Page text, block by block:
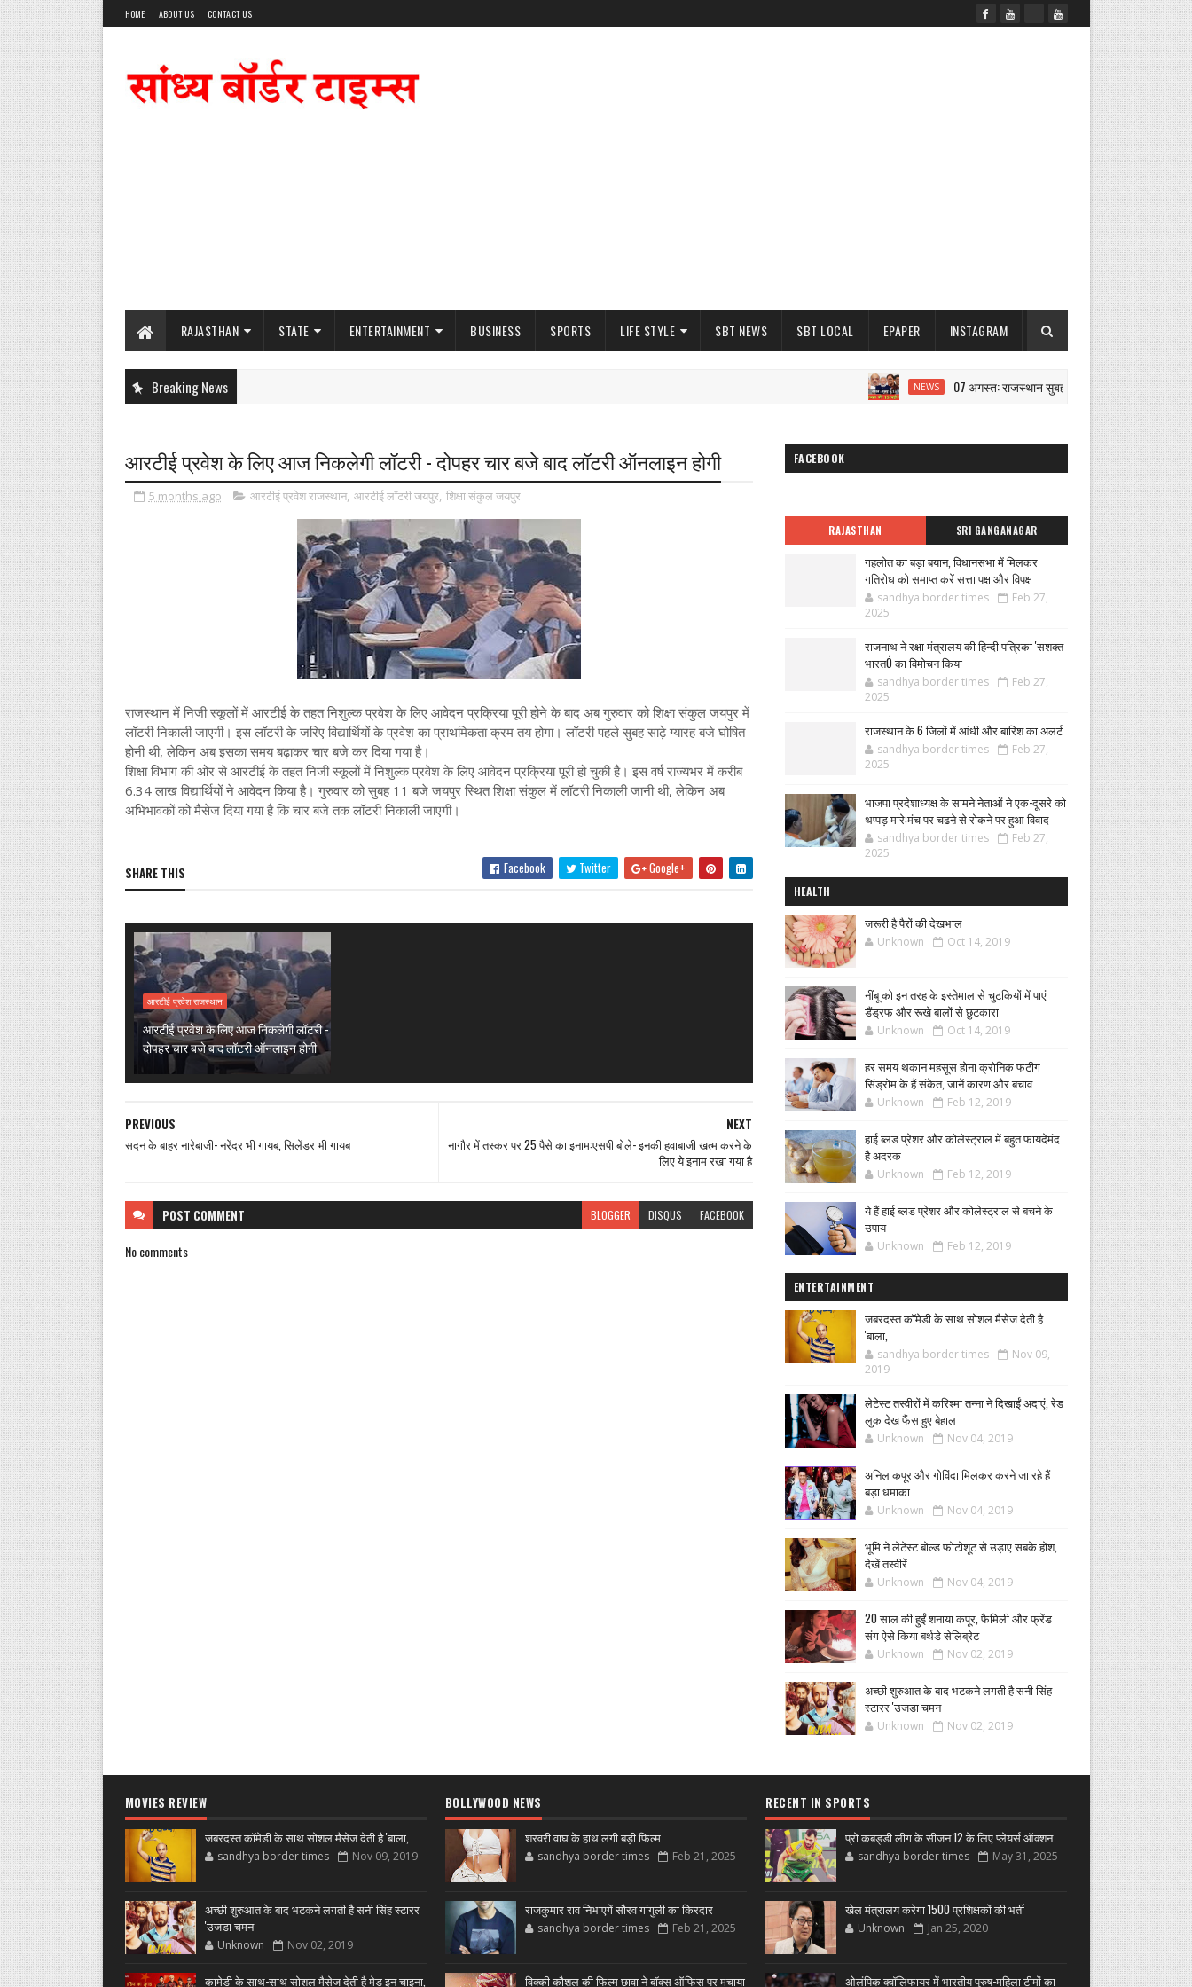
HOME ABOUT US CONTACT US
RAJASTHAN STATE ENTERTAINMENT BUSINESS SPORTS LIFE STYLE SBT NEWS SBT LOCAL EPAPER INSTAGRAM
Breaking News NEWS 07 अगस्त: राजस्थान सुबह 6.15 बजे की 15 बड़ी खबरें | SBT
आरटीई प्रवेश के लिए आज निकलेगी लॉटरी - दोपहर चार बजे बाद लॉटरी ऑनलाइन होगी
5 months ago आरटीई प्रवेश राजस्थान, आरटीई लॉटरी जयपुर, शिक्षा संकुल जयपुर
राजस्थान में निजी स्कूलों में आरटीई के तहत निशुल्क प्रवेश के लिए आवेदन प्रक्रिया पूरी होने के बाद अब गुरुवार को शिक्षा संकुल जयपुर में
लॉटरी निकाली जाएगी। इस लॉटरी के जरिए विद्यार्थियों के प्रवेश का प्राथमिकता क्रम तय होगा। लॉटरी पहले सुबह साढ़े ग्यारह बजे घोषित
होनी थी, लेकिन अब इसका समय बढ़ाकर चार बजे कर दिया गया है।
शिक्षा विभाग की ओर से आरटीई के तहत निजी स्कूलों में निशुल्क प्रवेश के लिए आवेदन प्रक्रिया पूरी हो चुकी है। इस वर्ष राज्यभर में करीब
6.34 लाख विद्यार्थियों ने आवेदन किया है। गुरुवार को सुबह 11 बजे जयपुर स्थित शिक्षा संकुल में लॉटरी निकाली जानी थी, लेकिन अब
अभिभावकों को मैसेज दिया गया है कि चार बजे तक लॉटरी निकाली जाएगी।
SHARE THIS Facebook Twitter Google+
आरटीई प्रवेश राजस्थान
आरटीई प्रवेश के लिए आज निकलेगी लॉटरी -
दोपहर चार बजे बाद लॉटरी ऑनलाइन होगी
NEXT
नागौर में तस्कर पर 25 पैसे का इनाम:एसपी बोले- इनकी हवाबाजी खत्म करने के
लिए ये इनाम रखा गया है
PREVIOUS
सदन के बाहर नारेबाजी- नरेंदर भी गायब, सिलेंडर भी गायब
POST COMMENT BLOGGER DISQUS FACEBOOK
No comments
FACEBOOK
RAJASTHAN SRI GANGANAGAR
गहलोत का बड़ा बयान, विधानसभा में मिलकर
गतिरोध को समाप्त करें सत्ता पक्ष और विपक्ष
sandhya border times
Feb 27,
2025
राजनाथ ने रक्षा मंत्रालय की हिन्दी पत्रिका 'सशक्त
भारतÓ का विमोचन किया
sandhya border times
Feb 27,
2025
राजस्थान के 6 जिलों में आंधी और बारिश का अलर्ट
sandhya border times
Feb 27,
2025
भाजपा प्रदेशाध्यक्ष के सामने नेताओं ने एक-दूसरे को
थप्पड़ मारे:मंच पर चढऩे से रोकने पर हुआ विवाद
sandhya border times
Feb 27,
2025
HEALTH
जरूरी है पैरों की देखभाल
Unknown Oct 14, 2019
नींबू को इन तरह के इस्तेमाल से चुटकियों में पाएं
डैंड्रफ और रूखे बालों से छुटकारा
Unknown Oct 14, 2019
हर समय थकान महसूस होना क्रोनिक फटीग
सिंड्रोम के हैं संकेत, जानें कारण और बचाव
Unknown Feb 12, 2019
हाई ब्लड प्रेशर और कोलेस्ट्राल में बहुत फायदेमंद
है अदरक
Unknown Feb 12, 2019
ये हैं हाई ब्लड प्रेशर और कोलेस्ट्राल से बचने के
उपाय
Unknown Feb 12, 2019
ENTERTAINMENT
जबरदस्त कॉमेडी के साथ सोशल मैसेज देती है
'बाला,
sandhya border times
Nov 09,
2019
लेटेस्ट तस्वीरों में करिश्मा तन्ना ने दिखाईं अदाएं, रेड
लुक देख फैंस हुए बेहाल
Unknown Nov 04, 2019
अनिल कपूर और गोविंदा मिलकर करने जा रहे हैं
बड़ा धमाका
Unknown Nov 04, 2019
भूमि ने लेटेस्ट बोल्ड फोटोशूट से उड़ाए सबके होश,
देखें तस्वीरें
Unknown Nov 04, 2019
20 साल की हुईं शनाया कपूर, फैमिली और फ्रेंड
संग ऐसे किया बर्थडे सेलिब्रेट
Unknown Nov 02, 2019
अच्छी शुरुआत के बाद भटकने लगती है सनी सिंह
स्टारर 'उजडा चमन
Unknown Nov 02, 2019
MOVIES REVIEW
जबरदस्त कॉमेडी के साथ सोशल मैसेज देती है 'बाला,
sandhya border times Nov 09, 2019
अच्छी शुरुआत के बाद भटकने लगती है सनी सिंह स्टारर
'उजडा चमन
Unknown Nov 02, 2019
कामेडी के साथ-साथ सोशल मैसेज देती है मेड इन चाइना,
BOLLYWOOD NEWS
शरवरी वाघ के हाथ लगी बड़ी फिल्म
sandhya border times Feb 21, 2025
राजकुमार राव निभाएगें सौरव गांगुली का किरदार
sandhya border times Feb 21, 2025
विक्की कौशल की फिल्म छावा ने बॉक्स ऑफिस पर मचाया
RECENT IN SPORTS
प्रो कबड्डी लीग के सीजन 12 के लिए प्लेयर्स ऑक्शन
sandhya border times May 31, 2025
खेल मंत्रालय करेगा 1500 प्रशिक्षकों की भर्ती
Unknown Jan 25, 2020
ओलंपिक क्वॉलिफायर में भारतीय पुरुष-महिला टीमों का